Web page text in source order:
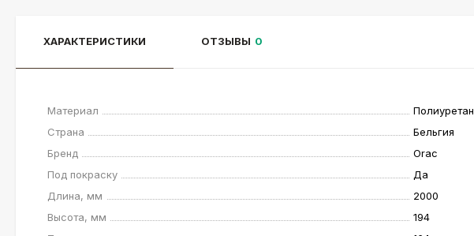
ХАРАКТЕРИСТИКИ ОТЗЫВЫ 0
Материал
Полиуретан
Страна
Бельгия
Бренд
Orac
Под покраску
Да
Длина, мм
2000
Высота, мм
194